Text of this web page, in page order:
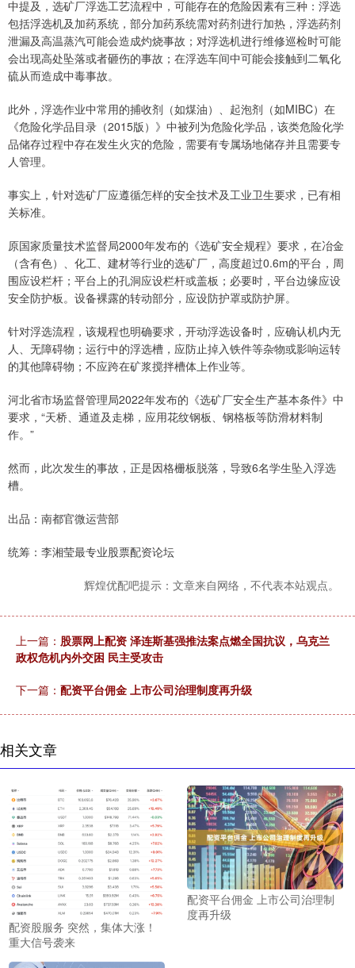
中提及，选矿厂浮选工艺流程中，可能存在的危险因素有三种：浮选
包括浮选机及加药系统，部分加药系统需对药剂进行加热，浮选药剂
泄漏及高温蒸汽可能会造成灼烧事故；对浮选机进行维修巡检时可能
会出现高处坠落或者砸伤的事故；在浮选车间中可能会接触到二氧化
硫从而造成中毒事故。
此外，浮选作业中常用的捕收剂（如煤油）、起泡剂（如MIBC）在
《危险化学品目录（2015版）》中被列为危险化学品，该类危险化学
品储存过程中存在发生火灾的危险，需要有专属场地储存并且需要专
人管理。
事实上，针对选矿厂应遵循怎样的安全技术及工业卫生要求，已有相
关标准。
原国家质量技术监督局2000年发布的《选矿安全规程》要求，在冶金
（含有色）、化工、建材等行业的选矿厂，高度超过0.6m的平台，周
围应设栏杆；平台上的孔洞应设栏杆或盖板；必要时，平台边缘应设
安全防护板。设备裸露的转动部分，应设防护罩或防护屏。
针对浮选流程，该规程也明确要求，开动浮选设备时，应确认机内无
人、无障碍物；运行中的浮选槽，应防止掉入铁件等杂物或影响运转
的其他障碍物；不应跨在矿浆搅拌槽体上作业等。
河北省市场监督管理局2022年发布的《选矿厂安全生产基本条件》中
要求，“天桥、通道及走梯，应用花纹钢板、钢格板等防滑材料制
作。”
然而，此次发生的事故，正是因格栅板脱落，导致6名学生坠入浮选
槽。
出品：南都官微运营部
统筹：李湘莹最专业股票配资论坛
辉煌优配吧提示：文章来自网络，不代表本站观点。
上一篇： 股票网上配资 泽连斯基强推法案点燃全国抗议，乌克兰
政权危机内外交困 民主受攻击
下一篇： 配资平台佣金 上市公司治理制度再升级
相关文章
配资股服务 突然，集体大涨！
重大信号袭来
配资平台佣金 上市公司治理制
度再升级